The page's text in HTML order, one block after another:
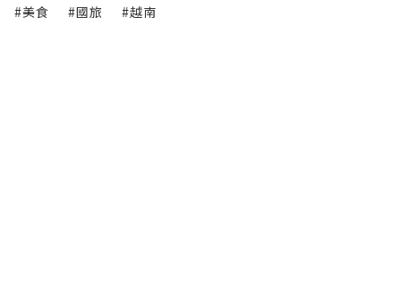
#美食 #國旅 #越南